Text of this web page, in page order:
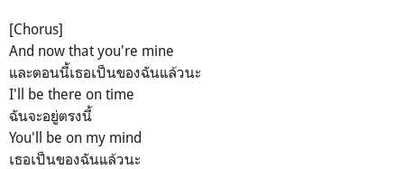
[Chorus]
And now that you're mine
และตอนนี้เธอเป็นของฉันแล้วนะ
I'll be there on time
ฉันจะอยู่ตรงนี้
You'll be on my mind
เธอเป็นของฉันแล้วนะ